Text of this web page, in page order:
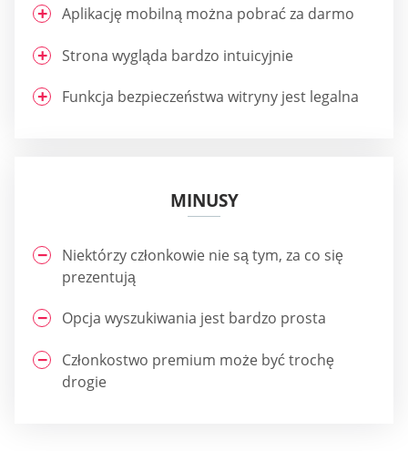
Aplikację mobilną można pobrać za darmo
Strona wygląda bardzo intuicyjnie
Funkcja bezpieczeństwa witryny jest legalna
MINUSY
Niektórzy członkowie nie są tym, za co się
prezentują
Opcja wyszukiwania jest bardzo prosta
Członkostwo premium może być trochę
drogie